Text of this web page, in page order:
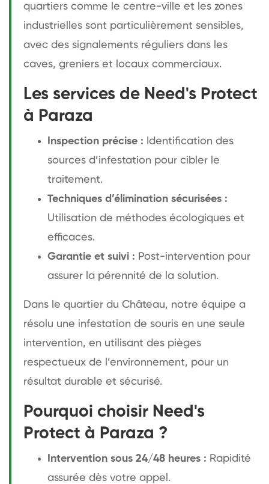
quartiers comme le centre-ville et les zones
industrielles sont particulièrement sensibles,
avec des signalements réguliers dans les
caves, greniers et locaux commerciaux.
Les services de Need's Protect
à Paraza
Inspection précise : Identification des
sources d’infestation pour cibler le
traitement.
Techniques d’élimination sécurisées :
Utilisation de méthodes écologiques et
efficaces.
Garantie et suivi : Post-intervention pour
assurer la pérennité de la solution.
Dans le quartier du Château, notre équipe a
résolu une infestation de souris en une seule
intervention, en utilisant des pièges
respectueux de l’environnement, pour un
résultat durable et sécurisé.
Pourquoi choisir Need's
Protect à Paraza ?
Intervention sous 24/48 heures : Rapidité
assurée dès votre appel.